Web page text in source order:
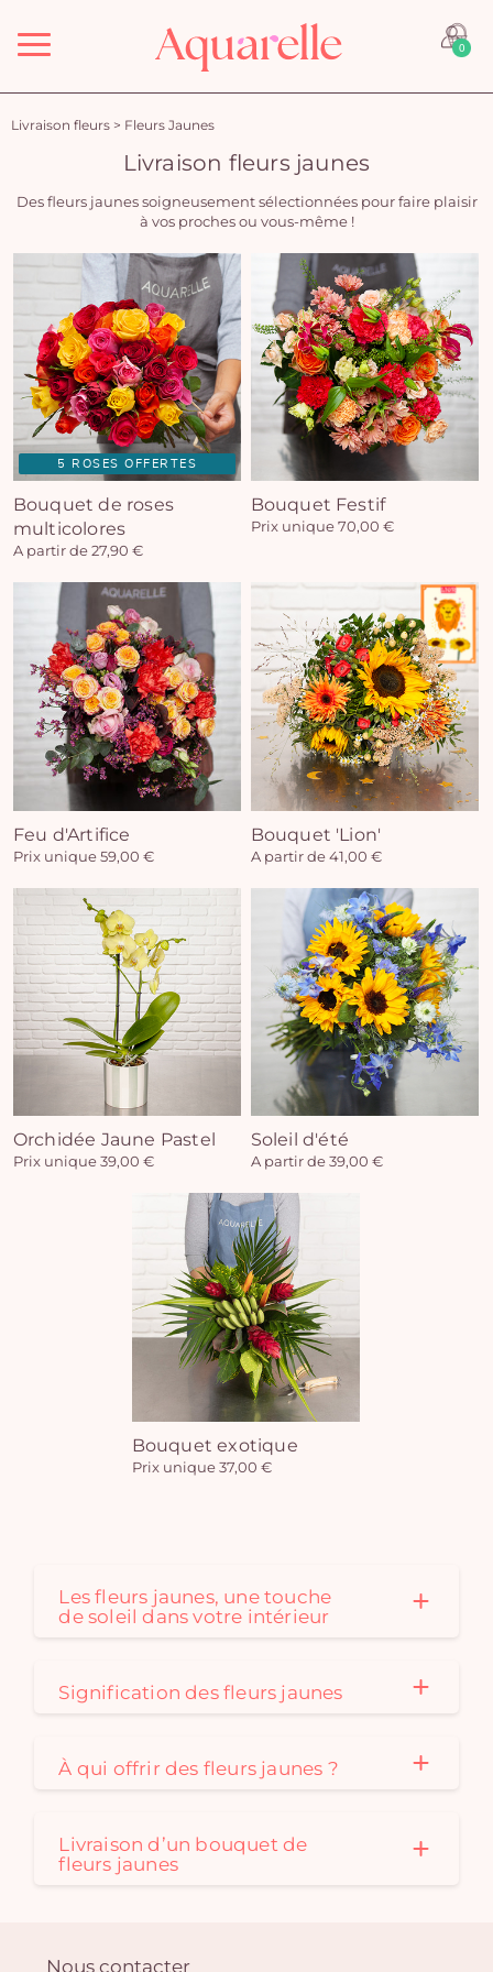
Menu 0
Livraison fleurs > Fleurs Jaunes
Livraison fleurs jaunes
Des fleurs jaunes soigneusement sélectionnées pour faire plaisir
à vos proches ou vous-même !
5 ROSES OFFERTES
Bouquet de roses
multicolores
A partir de 27,90 €
Bouquet Festif
Prix unique 70,00 €
Feu d'Artifice
Prix unique 59,00 €
Bouquet 'Lion'
A partir de 41,00 €
Orchidée Jaune Pastel
Prix unique 39,00 €
Soleil d'été
A partir de 39,00 €
Bouquet exotique
Prix unique 37,00 €
Les fleurs jaunes, une touche
de soleil dans votre intérieur
Signification des fleurs jaunes
À qui offrir des fleurs jaunes ?
Livraison d’un bouquet de
fleurs jaunes
Nous contacter